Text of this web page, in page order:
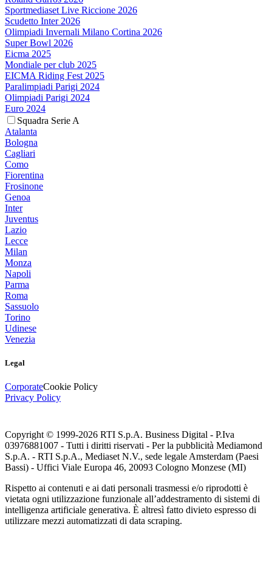
Sportmediaset Live Riccione 2026
Scudetto Inter 2026
Olimpiadi Invernali Milano Cortina 2026
Super Bowl 2026
Eicma 2025
Mondiale per club 2025
EICMA Riding Fest 2025
Paralimpiadi Parigi 2024
Olimpiadi Parigi 2024
Euro 2024
Squadra Serie A
Atalanta
Bologna
Cagliari
Como
Fiorentina
Frosinone
Genoa
Inter
Juventus
Lazio
Lecce
Milan
Monza
Napoli
Parma
Roma
Sassuolo
Torino
Udinese
Venezia
Legal
CorporateCookie Policy
Privacy Policy
Copyright © 1999-2026 RTI S.p.A. Business Digital - P.Iva
03976881007 - Tutti i diritti riservati - Per la pubblicità Mediamond
S.p.A. - RTI S.p.A., Mediaset N.V., sede legale Amsterdam (Paesi
Bassi) - Uffici Viale Europa 46, 20093 Cologno Monzese (MI)
Rispetto ai contenuti e ai dati personali trasmessi e/o riprodotti è
vietata ogni utilizzazione funzionale all’addestramento di sistemi di
intelligenza artificiale generativa. È altresì fatto divieto espresso di
utilizzare mezzi automatizzati di data scraping.